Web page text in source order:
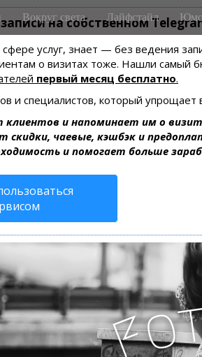
на собственном
услуг, знает — без ведения
о визитах тоже. Нашли самый
первый месяц бесплатно.
и специалистов, который упрощает
клиентов и напоминает им о
скидки, чаевые, кэшбэк и
и помогает больше
Вокруг света Лайфстайл
Fo